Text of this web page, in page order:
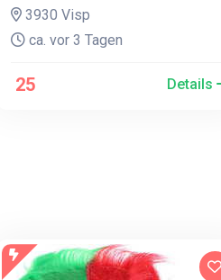
3930 Visp
ca. vor 3 Tagen
25 Details